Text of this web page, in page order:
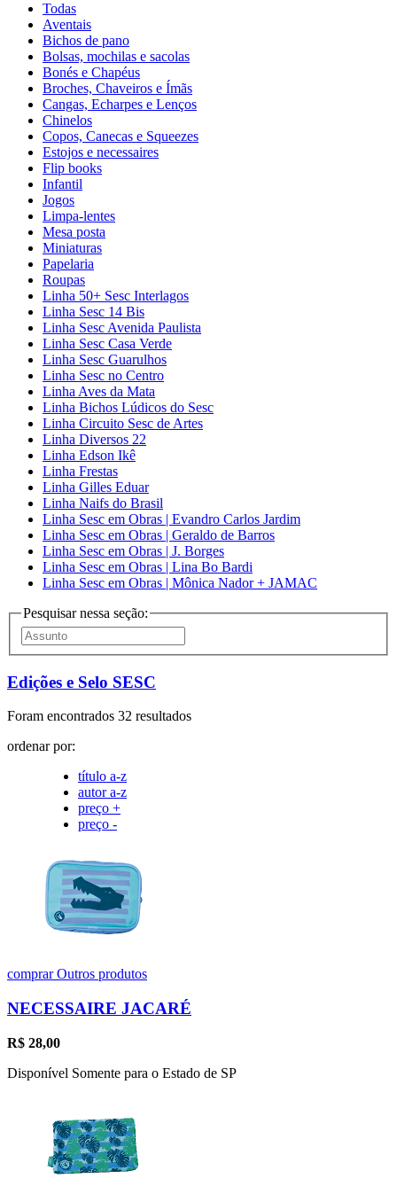
Todas
Aventais
Bichos de pano
Bolsas, mochilas e sacolas
Bonés e Chapéus
Broches, Chaveiros e Ímãs
Cangas, Echarpes e Lenços
Chinelos
Copos, Canecas e Squeezes
Estojos e necessaires
Flip books
Infantil
Jogos
Limpa-lentes
Mesa posta
Miniaturas
Papelaria
Roupas
Linha 50+ Sesc Interlagos
Linha Sesc 14 Bis
Linha Sesc Avenida Paulista
Linha Sesc Casa Verde
Linha Sesc Guarulhos
Linha Sesc no Centro
Linha Aves da Mata
Linha Bichos Lúdicos do Sesc
Linha Circuito Sesc de Artes
Linha Diversos 22
Linha Edson Ikê
Linha Frestas
Linha Gilles Eduar
Linha Naifs do Brasil
Linha Sesc em Obras | Evandro Carlos Jardim
Linha Sesc em Obras | Geraldo de Barros
Linha Sesc em Obras | J. Borges
Linha Sesc em Obras | Lina Bo Bardi
Linha Sesc em Obras | Mônica Nador + JAMAC
Pesquisar nessa seção:
Edições e Selo SESC
Foram encontrados 32 resultados
ordenar por:
título a-z
autor a-z
preço +
preço -
comprarOutros produtos
NECESSAIRE JACARÉ
R$ 28,00
Disponível Somente para o Estado de SP